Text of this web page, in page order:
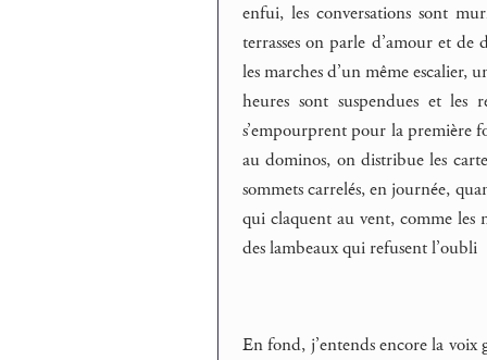
enfui, les conversations sont
terrasses on parle d’amour et de
les marches d’un même escalier,
heures sont suspendues et les
s’empourprent pour la première
au dominos, on distribue les
sommets carrelés, en journée,
qui claquent au vent, comme les
des lambeaux qui refusent l’oubli
En fond, j’entends encore la voix